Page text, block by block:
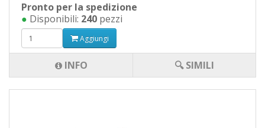
Pronto per la spedizione
● Disponibili: 240 pezzi
Aggiungi
INFO 🔍 SIMILI